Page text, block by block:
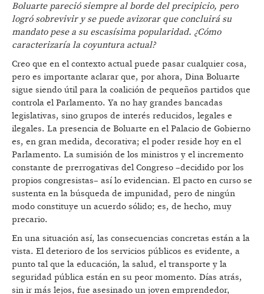
Boluarte pareció siempre al borde del precipicio, pero
logró sobrevivir y se puede avizorar que concluirá su
mandato pese a su escasísima popularidad. ¿Cómo
caracterizaría la coyuntura actual?
Creo que en el contexto actual puede pasar cualquier cosa,
pero es importante aclarar que, por ahora, Dina Boluarte
sigue siendo útil para la coalición de pequeños partidos que
controla el Parlamento. Ya no hay grandes bancadas
legislativas, sino grupos de interés reducidos, legales e
ilegales. La presencia de Boluarte en el Palacio de Gobierno
es, en gran medida, decorativa; el poder reside hoy en el
Parlamento. La sumisión de los ministros y el incremento
constante de prerrogativas del Congreso –decidido por los
propios congresistas– así lo evidencian. El pacto en curso se
sustenta en la búsqueda de impunidad, pero de ningún
modo constituye un acuerdo sólido; es, de hecho, muy
precario.
En una situación así, las consecuencias concretas están a la
vista. El deterioro de los servicios públicos es evidente, a
punto tal que la educación, la salud, el transporte y la
seguridad pública están en su peor momento. Días atrás,
sin ir más lejos, fue asesinado un joven emprendedor,